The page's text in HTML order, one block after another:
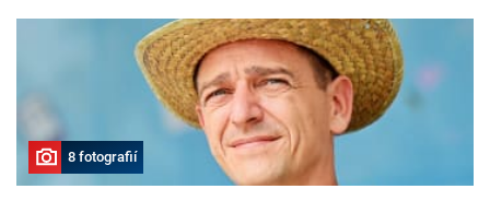
8 fotografií